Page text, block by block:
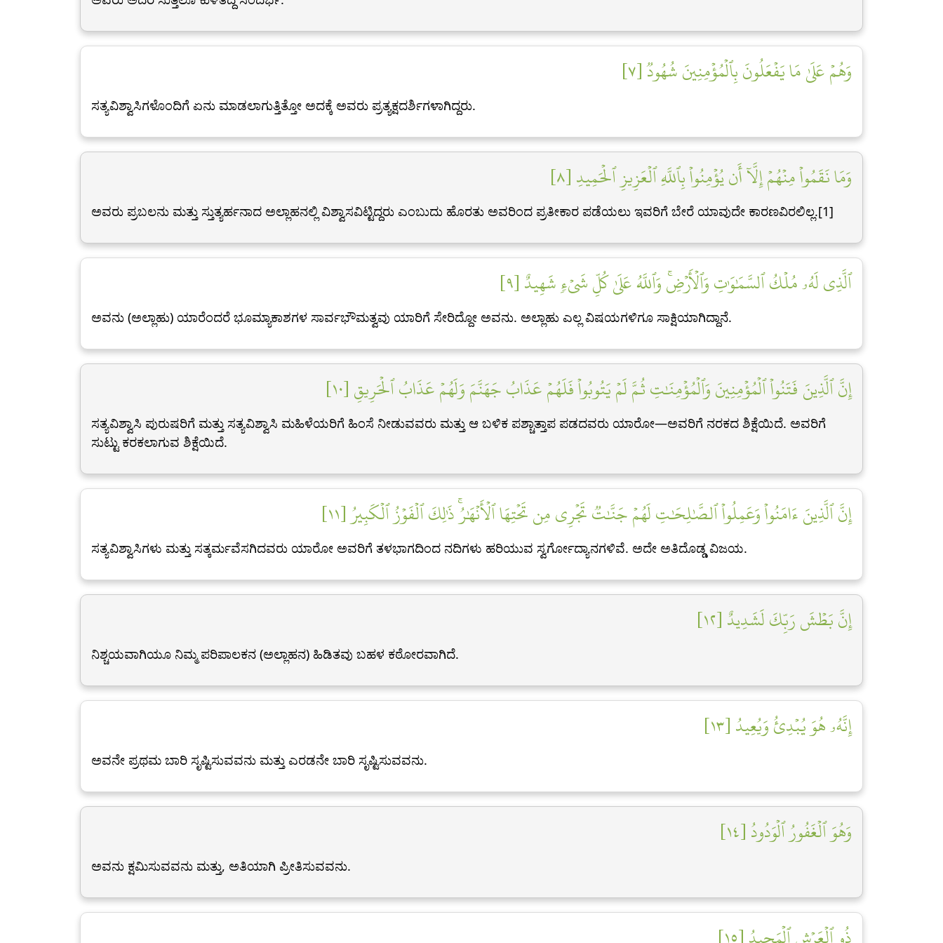
وَهُمۡ عَلَىٰ مَا يَفۡعَلُونَ بِٱلۡمُؤۡمِنِينَ شُهُودٞ [٧]
ಸತ್ಯವಿಶ್ವಾಸಿಗಳೊಂದಿಗೆ ಏನು ಮಾಡಲಾಗುತ್ತಿತ್ತೋ ಅದಕ್ಕೆ ಅವರು ಪ್ರತ್ಯಕ್ಷದರ್ಶಿಗಳಾಗಿದ್ದರು.
وَمَا نَقَمُواْ مِنۡهُمۡ إِلَّآ أَن يُؤۡمِنُواْ بِٱللَّهِ ٱلۡعَزِيزِ ٱلۡحَمِيدِ [٨]
ಅವರು ಪ್ರಬಲನು ಮತ್ತು ಸ್ತುತ್ಯರ್ಹನಾದ ಅಲ್ಲಾಹನಲ್ಲಿ ವಿಶ್ವಾಸವಿಟ್ಟಿದ್ದರು ಎಂಬುದು ಹೊರತು ಅವರಿಂದ ಪ್ರತೀಕಾರ ಪಡೆಯಲು ಇವರಿಗೆ ಬೇರೆ ಯಾವುದೇ ಕಾರಣವಿರಲಿಲ್ಲ.[1]
ٱلَّذِي لَهُۥ مُلۡكُ ٱلسَّمَٰوَٰتِ وَٱلۡأَرۡضِۚ وَٱللَّهُ عَلَىٰ كُلِّ شَيۡءٖ شَهِيدٌ [٩]
ಅವನು (ಅಲ್ಲಾಹು) ಯಾರೆಂದರೆ ಭೂಮ್ಯಾಕಾಶಗಳ ಸಾರ್ವಭೌಮತ್ವವು ಯಾರಿಗೆ ಸೇರಿದ್ದೋ ಅವನು. ಅಲ್ಲಾಹು ಎಲ್ಲ ವಿಷಯಗಳಿಗೂ ಸಾಕ್ಷಿಯಾಗಿದ್ದಾನೆ.
إِنَّ ٱلَّذِينَ فَتَنُواْ ٱلۡمُؤۡمِنِينَ وَٱلۡمُؤۡمِنَٰتِ ثُمَّ لَمۡ يَتُوبُواْ فَلَهُمۡ عَذَابُ جَهَنَّمَ وَلَهُمۡ عَذَابُ ٱلۡحَرِيقِ [١٠]
ಸತ್ಯವಿಶ್ವಾಸಿ ಪುರುಷರಿಗೆ ಮತ್ತು ಸತ್ಯವಿಶ್ವಾಸಿ ಮಹಿಳೆಯರಿಗೆ ಹಿಂಸೆ ನೀಡುವವರು ಮತ್ತು ಆ ಬಳಿಕ ಪಶ್ಚಾತ್ತಾಪ ಪಡದವರು ಯಾರೋ—ಅವರಿಗೆ ನರಕದ ಶಿಕ್ಷೆಯಿದೆ. ಅವರಿಗೆ
ಸುಟ್ಟು ಕರಕಲಾಗುವ ಶಿಕ್ಷೆಯಿದೆ.
إِنَّ ٱلَّذِينَ ءَامَنُواْ وَعَمِلُواْ ٱلصَّٰلِحَٰتِ لَهُمۡ جَنَّٰتٞ تَجۡرِي مِن تَحۡتِهَا ٱلۡأَنۡهَٰرُۚ ذَٰلِكَ ٱلۡفَوۡزُ ٱلۡكَبِيرُ [١١]
ಸತ್ಯವಿಶ್ವಾಸಿಗಳು ಮತ್ತು ಸತ್ಕರ್ಮವೆಸಗಿದವರು ಯಾರೋ ಅವರಿಗೆ ತಳಭಾಗದಿಂದ ನದಿಗಳು ಹರಿಯುವ ಸ್ವರ್ಗೋದ್ಯಾನಗಳಿವೆ. ಅದೇ ಅತಿದೊಡ್ಡ ವಿಜಯ.
إِنَّ بَطۡشَ رَبِّكَ لَشَدِيدٌ [١٢]
ನಿಶ್ಚಯವಾಗಿಯೂ ನಿಮ್ಮ ಪರಿಪಾಲಕನ (ಅಲ್ಲಾಹನ) ಹಿಡಿತವು ಬಹಳ ಕಠೋರವಾಗಿದೆ.
إِنَّهُۥ هُوَ يُبۡدِئُ وَيُعِيدُ [١٣]
ಅವನೇ ಪ್ರಥಮ ಬಾರಿ ಸೃಷ್ಟಿಸುವವನು ಮತ್ತು ಎರಡನೇ ಬಾರಿ ಸೃಷ್ಟಿಸುವವನು.
وَهُوَ ٱلۡغَفُورُ ٱلۡوَدُودُ [١٤]
ಅವನು ಕ್ಷಮಿಸುವವನು ಮತ್ತು, ಅತಿಯಾಗಿ ಪ್ರೀತಿಸುವವನು.